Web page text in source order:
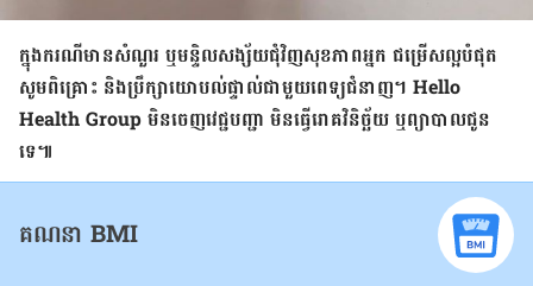
ក្នុង​ករណី​មាន​សំណួរ ឬ​មន្ទិលសង្ស័យ​ជុំវិញ​សុខភាព​អ្នក ជម្រើស​ល្អ​បំផុត
សូម​ពិគ្រោះ និង​ប្រឹក្សា​យោបល់​ផ្ទាល់​ជាមួយ​ពេទ្យ​ជំនាញ។ Hello
Health Group មិន​ចេញ​វេជ្ជបញ្ជា មិន​ធ្វើ​រោគវិនិច្ឆ័យ ឬ​ព្យាបាល​ជូន​
ទេ៕
គណនា BMI